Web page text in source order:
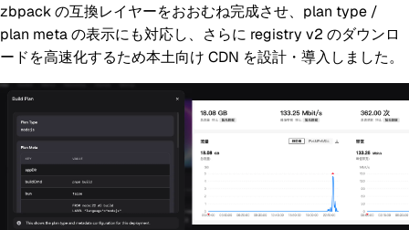
zbpack の互換レイヤーをおおむね完成させ、plan type /
plan meta の表示にも対応し、さらに registry v2 のダウンロ
ードを高速化するため本土向け CDN を設計・導入しました。